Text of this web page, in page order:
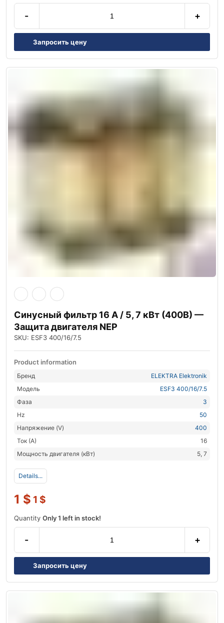
- +
Запросить цену
Синусный фильтр 16 А / 5, 7 кВт (400В) —
Защита двигателя NEP
SKU: ESF3 400/16/7.5
Product information
Бренд
ELEKTRA Elektronik
Модель
ESF3 400/16/7.5
Фаза
3
Hz
50
Напряжение (V)
400
Ток (А)
16
Мощность двигателя (кВт)
5, 7
Details...
1 $ 1 $
Quantity Only 1 left in stock!
- +
Запросить цену